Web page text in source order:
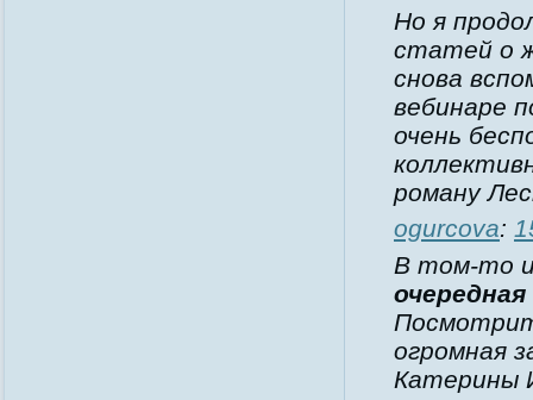
Но я
статей о
снова
вебинаре
очень
роману
ogurcova:
В том-то
огромная
Катерины